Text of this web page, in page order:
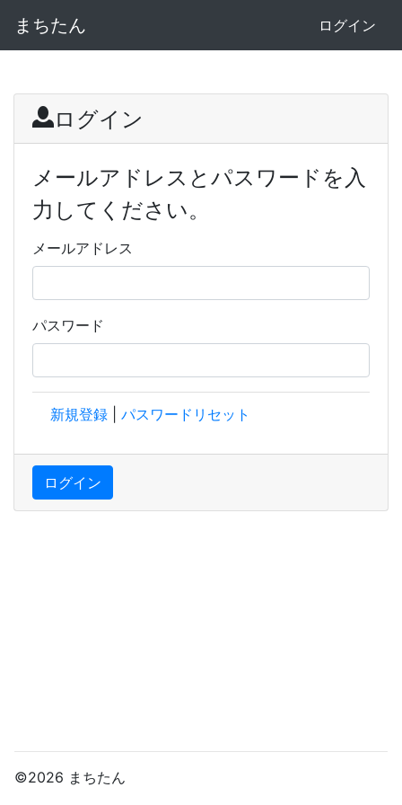
まちたん ログイン
ログイン
メールアドレスとパスワードを入
力してください。
メールアドレス
パスワード
新規登録 パスワードリセット
ログイン
©2026 まちたん